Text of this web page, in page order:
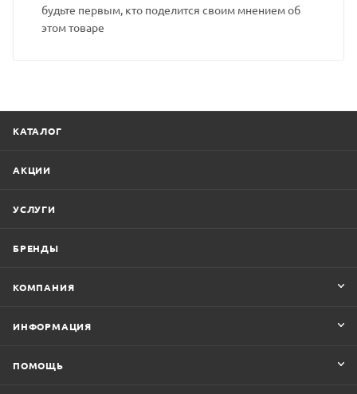
будьте первым, кто поделится своим мнением об
этом товаре
КАТАЛОГ
АКЦИИ
УСЛУГИ
БРЕНДЫ
КОМПАНИЯ
ИНФОРМАЦИЯ
ПОМОЩЬ